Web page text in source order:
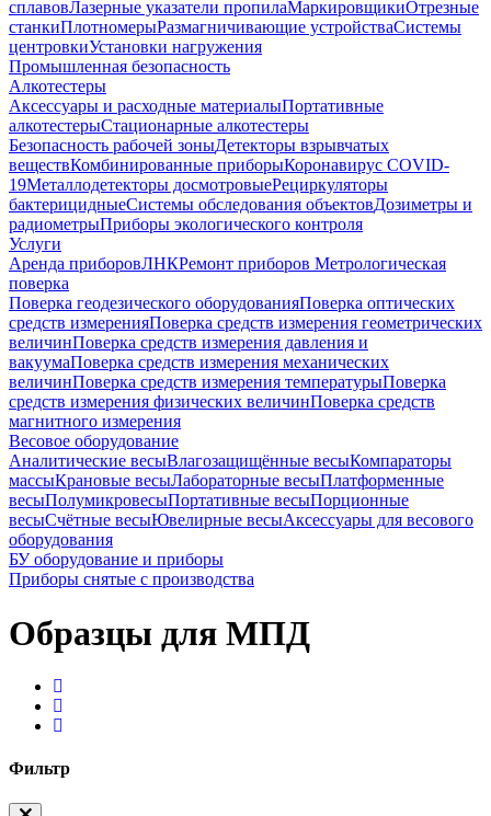
сплавовЛазерные указатели пропилаМаркировщикиОтрезные
станкиПлотномерыРазмагничивающие устройстваСистемы
центровкиУстановки нагружения
Промышленная безопасность
Алкотестеры
Аксессуары и расходные материалыПортативные
алкотестерыСтационарные алкотестеры
Безопасность рабочей зоныДетекторы взрывчатых
веществКомбинированные приборыКоронавирус COVID-
19Металлодетекторы досмотровыеРециркуляторы
бактерицидныеСистемы обследования объектовДозиметры и
радиометрыПриборы экологического контроля
Услуги
Аренда приборовЛНКРемонт приборов Метрологическая
поверка
Поверка геодезического оборудованияПоверка оптических
средств измеренияПоверка средств измерения геометрических
величинПоверка средств измерения давления и
вакуумаПоверка средств измерения механических
величинПоверка средств измерения температурыПоверка
средств измерения физических величинПоверка средств
магнитного измерения
Весовое оборудование
Аналитические весыВлагозащищённые весыКомпараторы
массыКрановые весыЛабораторные весыПлатформенные
весыПолумикровесыПортативные весыПорционные
весыСчётные весыЮвелирные весыАксессуары для весового
оборудования
БУ оборудование и приборы
Приборы снятые с производства
Образцы для МПД
Фильтр